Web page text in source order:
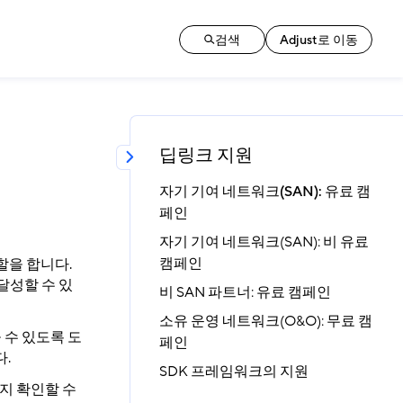
검색 Adjust로 이동
을 합니다.
성할 수 있
있도록 도
.
확인할 수
딥링크 지원
자기 기여 네트워크(SAN): 유료 캠
페인
자기 기여 네트워크(SAN): 비 유료
캠페인
비 SAN 파트너: 유료 캠페인
소유 운영 네트워크(O&O): 무료 캠
페인
SDK 프레임워크의 지원